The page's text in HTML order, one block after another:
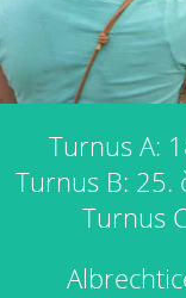
Turnus A:
Turnus B: 25.
Turnus